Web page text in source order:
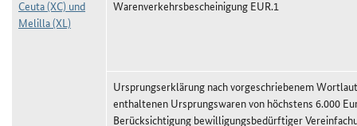
Ceuta (XC) und
Melilla (XL)
Warenverkehrsbescheinigung EUR.1
Ursprungserklärung nach vorgeschriebenem
enthaltenen Ursprungswaren von höchstens 6.000
Berücksichtigung bewilligungsbedürftiger